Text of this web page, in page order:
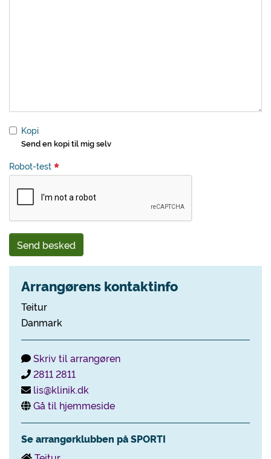
Kopi
Send en kopi til mig selv
Robot-test
Send besked
Arrangørens kontaktinfo
Teitur
Danmark
Skriv til arrangøren
2811 2811
lis@klinik.dk
Gå til hjemmeside
Se arrangørklubben på SPORTI